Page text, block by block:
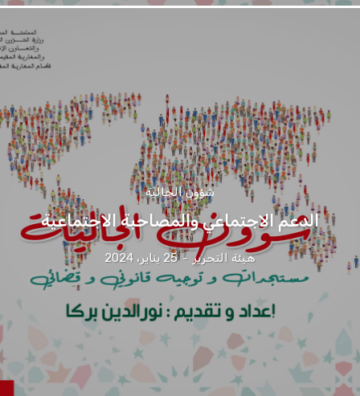
شؤون الجالية
الدعم الاجتماعي والمصاحبة الاجتماعية
هيئة التحرير - 25 يناير، 2024